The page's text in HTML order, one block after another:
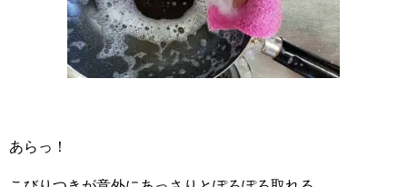
あらっ！